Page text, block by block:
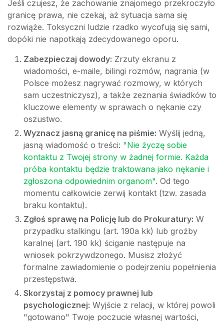
Jeśli czujesz, że zachowanie znajomego przekroczyło
granicę prawa, nie czekaj, aż sytuacja sama się
rozwiąże. Toksyczni ludzie rzadko wycofują się sami,
dopóki nie napotkają zdecydowanego oporu.
Zabezpieczaj dowody: Zrzuty ekranu z
wiadomości, e-maile, bilingi rozmów, nagrania (w
Polsce możesz nagrywać rozmowy, w których
sam uczestniczysz), a także zeznania świadków to
kluczowe elementy w sprawach o nękanie czy
oszustwo.
Wyznacz jasną granicę na piśmie: Wyślij jedną,
jasną wiadomość o treści: "Nie życzę sobie
kontaktu z Twojej strony w żadnej formie. Każda
próba kontaktu będzie traktowana jako nękanie i
zgłoszona odpowiednim organom". Od tego
momentu całkowicie zerwij kontakt (tzw. zasada
braku kontaktu).
Zgłoś sprawę na Policję lub do Prokuratury: W
przypadku stalkingu (art. 190a kk) lub groźby
karalnej (art. 190 kk) ściganie następuje na
wniosek pokrzywdzonego. Musisz złożyć
formalne zawiadomienie o podejrzeniu popełnienia
przestępstwa.
Skorzystaj z pomocy prawnej lub
psychologicznej: Wyjście z relacji, w której powoli
"gotowano" Twoje poczucie własnej wartości,